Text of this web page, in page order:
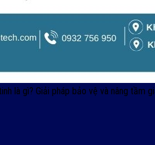
là gì? Giải pháp bảo vệ và nâng tầm